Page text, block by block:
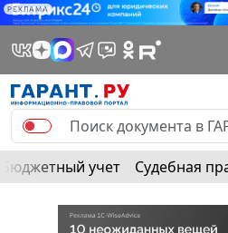
РЕКЛАМА
Бюджетный учет Судебная